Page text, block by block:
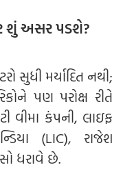
શું અસર પડશે?
સુધી મર્યાદિત નથી;
પણ પરોક્ષ રીતે
વીમા કંપની, લાઇફ
(LIC), રાજેશ
ધરાવે છે.